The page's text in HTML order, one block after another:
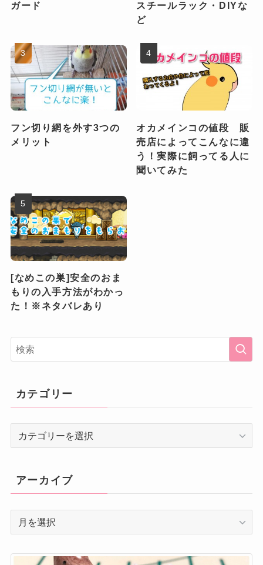
ガード
スチールラック・DIYな
ど
フン切り網を外す3つの
メリット
オカメインコの値段 販
売店によってこんなに違
う！実際に飼ってる人に
聞いてみた
[なめこの巣]安全のおま
もりの入手方法がわかっ
た！※ネタバレあり
カテゴリー
リ
ー
アーカイブ